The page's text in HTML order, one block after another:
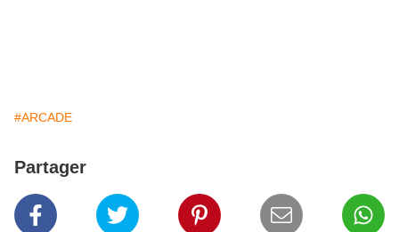
#ARCADE
Partager